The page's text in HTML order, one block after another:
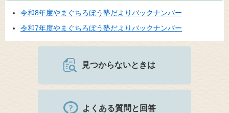
令和8年度やまぐちろぼう塾だよりバックナンバー
令和7年度やまぐちろぼう塾だよりバックナンバー
見つからないときは
よくある質問と回答